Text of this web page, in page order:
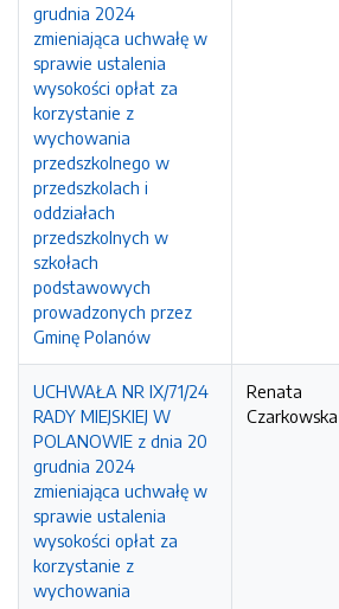
grudnia 2024
zmieniająca uchwałę w
sprawie ustalenia
wysokości opłat za
korzystanie z
wychowania
przedszkolnego w
przedszkolach i
oddziałach
przedszkolnych w
szkołach
podstawowych
prowadzonych przez
Gminę Polanów
UCHWAŁA NR IX/71/24
RADY MIEJSKIEJ W
POLANOWIE z dnia 20
grudnia 2024
zmieniająca uchwałę w
sprawie ustalenia
wysokości opłat za
korzystanie z
wychowania
Renata
Czarkowska